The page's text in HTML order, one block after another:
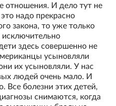
отношения. И дело тут не
надо прекрасно
закона, то уже только
исключительно
здесь совершенно не
усыновляли
их усыновляли. У нас
людей очень мало. И
Все болезни этих детей,
снимаются, когда